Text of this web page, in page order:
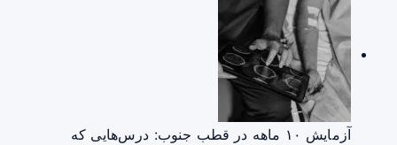
آزمایش ۱۰ ماهه در قطب جنوب: درس‌هایی که